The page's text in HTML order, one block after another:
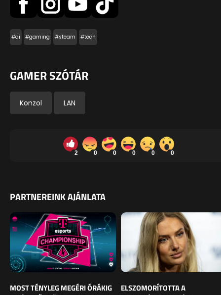
#ai #gaming #steam #tech
GAMER SZÓTÁR
Konzol LAN
2 0 0 0 0 0
PARTNEREINK AJÁNLATA
MOST TÉNYLEG MEGÉRI ÓRÁKIG
ELSZOMORÍTOTTA A